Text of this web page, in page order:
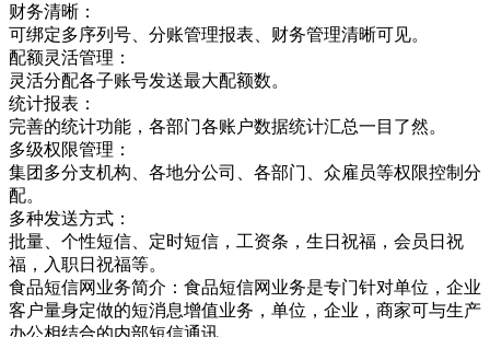
财务清晰：
可绑定多序列号、分账管理报表、财务管理清晰可见。
配额灵活管理：
灵活分配各子账号发送最大配额数。
统计报表：
完善的统计功能，各部门各账户数据统计汇总一目了然。
多级权限管理：
集团多分支机构、各地分公司、各部门、众雇员等权限控制分
配。
多种发送方式：
批量、个性短信、定时短信，工资条，生日祝福，会员日祝
福，入职日祝福等。
食品短信网业务简介：食品短信网业务是专门针对单位，企业
客户量身定做的短消息增值业务，单位，企业，商家可与生产
办公相结合的内部短信通讯，